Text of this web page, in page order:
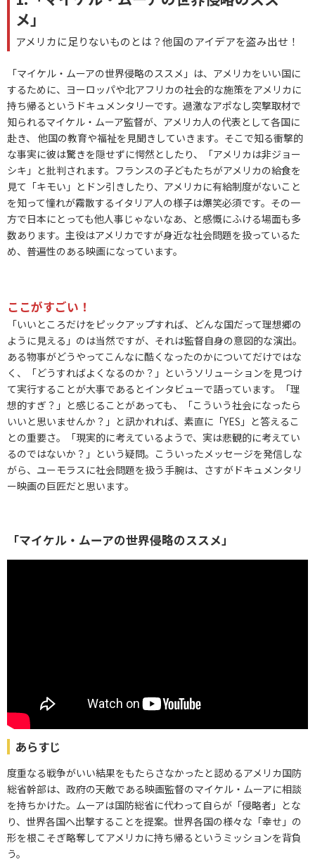
メ」
アメリカに足りないものとは？他国のアイデアを盗み出せ！
「マイケル・ムーアの世界侵略のススメ」は、アメリカをいい国に
するために、ヨーロッパや北アフリカの社会的な施策をアメリカに
持ち帰るというドキュメンタリーです。過激なアポなし突撃取材で
知られるマイケル・ムーア監督が、アメリカ人の代表として各国に
赴き、 他国の教育や福祉を見聞きしていきます。そこで知る衝撃的
な事実に彼は驚きを隠せずに愕然としたり、「アメリカは非ジョー
シキ」と批判されます。フランスの子どもたちがアメリカの給食を
見て「キモい」とドン引きしたり、アメリカに有給制度がないこと
を知って憧れが霧散するイタリア人の様子は爆笑必須です。その一
方で日本にとっても他人事じゃないなあ、と感慨にふける場面も多
数あります。主役はアメリカですが身近な社会問題を扱っているた
め、普遍性のある映画になっています。
ここがすごい！
「いいところだけをピックアップすれば、どんな国だって理想郷の
ように見える」のは当然ですが、それは監督自身の意図的な演出。
ある物事がどうやってこんなに酷くなったのかについてだけではな
く、「どうすればよくなるのか？」というソリューションを見つけ
て実行することが大事であるとインタビューで語っています。「理
想的すぎ？」と感じることがあっても、「こういう社会になったら
いいと思いませんか？」と訊かれれば、素直に「YES」と答えるこ
との重要さ。「現実的に考えているようで、実は悲観的に考えてい
るのではないか？」という疑問。こういったメッセージを発信しな
がら、ユーモラスに社会問題を扱う手腕は、さすがドキュメンタリ
ー映画の巨匠だと思います。
「マイケル・ムーアの世界侵略のススメ」
あらすじ
度重なる戦争がいい結果をもたらさなかったと認めるアメリカ国防
総省幹部は、政府の天敵である映画監督のマイケル・ムーアに相談
を持ちかけた。ムーアは国防総省に代わって自らが「侵略者」とな
り、世界各国へ出撃することを提案。世界各国の様々な「幸せ」の
形を根こそぎ略奪してアメリカに持ち帰るというミッションを背負
う。